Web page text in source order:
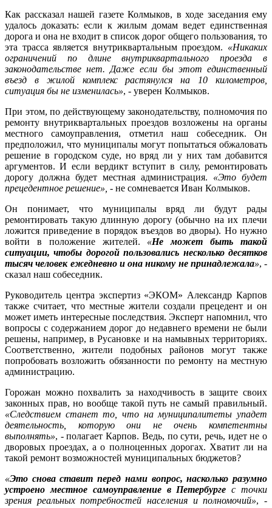
Как рассказал нашей газете Колмыков, в ходе заседания ему
удалось доказать: если к жилым домам ведет единственная
дорога и она не входит в список дорог общего пользования, то
эта трасса является внутриквартальным проездом. «Никаких
ограничений по длине внутриквартального проезда в
законодательстве нет. Даже если бы этот единственный
въезд в жилой комплекс растянулся на 10 километров,
ситуация бы не изменилась», - уверен Колмыков.
При этом, по действующему законодательству, полномочия по
ремонту внутриквартальных проездов возложены на органы
местного самоуправления, отметил наш собеседник. Он
предположил, что муниципалы могут попытаться обжаловать
решение в городском суде, но вряд ли у них там добавится
аргументов. И если вердикт вступит в силу, ремонтировать
дорогу должна будет местная администрация. «Это будет
прецедентное решение», - не сомневается Иван Колмыков.
Он понимает, что муниципалы вряд ли будут рады
ремонтировать такую длинную дорогу (обычно на их плечи
ложится приведение в порядок въездов во дворы). Но нужно
войти в положение жителей. «Не может быть такой
ситуации, чтобы дорогой пользовались несколько десятков
тысяч человек ежедневно и она никому не принадлежала», -
сказал наш собеседник.
Руководитель центра экспертиз «ЭКОМ» Александр Карпов
также считает, что местные жители создали прецедент и он
может иметь интересные последствия. Эксперт напомнил, что
вопросы с содержанием дорог до недавнего времени не были
решены, например, в Русановке и на намывных территориях.
Соответственно, жители подобных районов могут также
попробовать возложить обязанности по ремонту на местную
администрацию.
Горожан можно похвалить за находчивость в защите своих
законных прав, но вообще такой путь не самый правильный.
«Следствием станет то, что на муниципалитеты упадет
деятельность, которую они не очень компетентны
выполнять», - полагает Карпов. Ведь, по сути, речь, идет не о
дворовых проездах, а о полноценных дорогах. Хватит ли на
такой ремонт возможностей муниципальных бюджетов?
«Это снова ставит перед нами вопрос, насколько разумно
устроено местное самоуправление в Петербурге с точки
зрения реальных потребностей населения и полномочий», -